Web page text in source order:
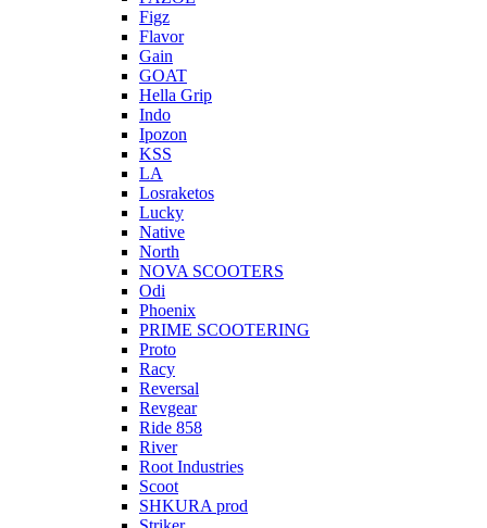
Figz
Flavor
Gain
GOAT
Hella Grip
Indo
Ipozon
KSS
LA
Losraketos
Lucky
Native
North
NOVA SCOOTERS
Odi
Phoenix
PRIME SCOOTERING
Proto
Racy
Reversal
Revgear
Ride 858
River
Root Industries
Scoot
SHKURA рrоd